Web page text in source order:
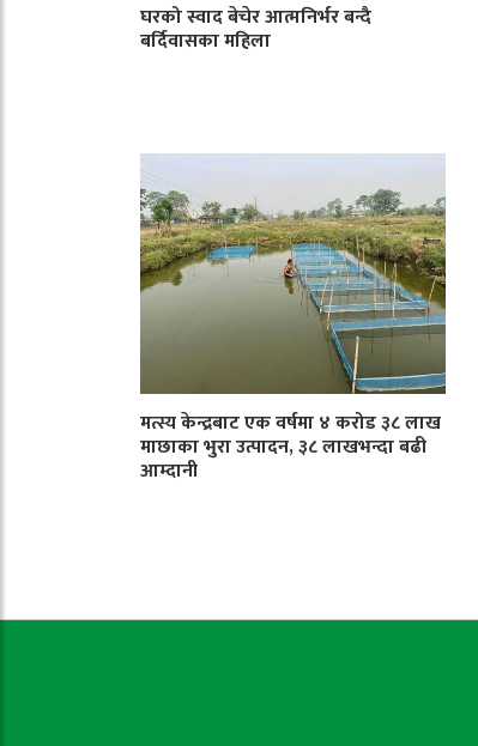
घरको स्वाद बेचेर आत्मनिर्भर बन्दै
बर्दिवासका महिला
मत्स्य केन्द्रबाट एक वर्षमा ४ करोड ३८ लाख
माछाका भुरा उत्पादन, ३८ लाखभन्दा बढी
आम्दानी